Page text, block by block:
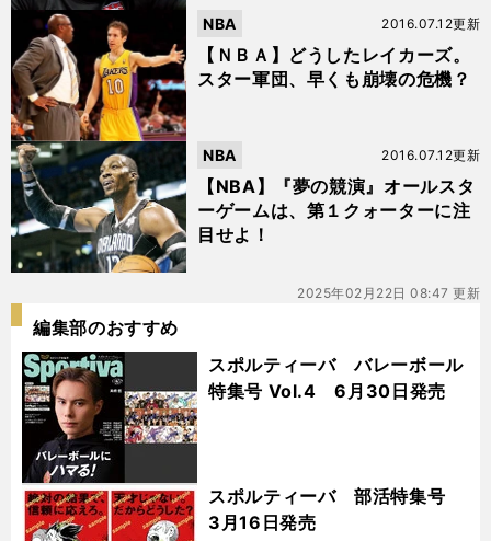
【ＮＢＡ】どうしたレイカーズ。
スター軍団、早くも崩壊の危機？
2016.07.12更新
NBA
【NBA】『夢の競演』オールスタ
ーゲームは、第１クォーターに注
目せよ！
2016.07.12更新
NBA
2025年02月22日 08:47 更新
編集部のおすすめ
スポルティーバ バレーボール
特集号 Vol.4 6月30日発売
スポルティーバ 部活特集号
3月16日発売